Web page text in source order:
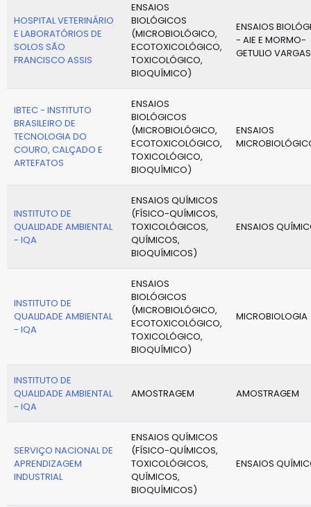
HOSPITAL VETERINÁRIO
E LABORATÓRIOS DE
SOLOS SÃO
FRANCISCO ASSIS
ENSAIOS
BIOLÓGICOS
(MICROBIOLÓGICO,
ECOTOXICOLÓGICO,
TOXICOLÓGICO,
BIOQUÍMICO)
ENSAIOS
- AIE E MORMO-
GETULIO VARGAS
IBTEC - INSTITUTO
BRASILEIRO DE
TECNOLOGIA DO
COURO, CALÇADO E
ARTEFATOS
ENSAIOS
BIOLÓGICOS
(MICROBIOLÓGICO,
ECOTOXICOLÓGICO,
TOXICOLÓGICO,
BIOQUÍMICO)
ENSAIOS
INSTITUTO DE
QUALIDADE AMBIENTAL
- IQA
ENSAIOS QUÍMICOS
(FÍSICO-QUÍMICOS,
TOXICOLÓGICOS,
QUÍMICOS,
BIOQUÍMICOS)
ENSAIOS
INSTITUTO DE
QUALIDADE AMBIENTAL
- IQA
ENSAIOS
BIOLÓGICOS
(MICROBIOLÓGICO,
ECOTOXICOLÓGICO,
TOXICOLÓGICO,
BIOQUÍMICO)
MICROBIOLOGIA
INSTITUTO DE
QUALIDADE AMBIENTAL
- IQA
AMOSTRAGEM AMOSTRAGEM
SERVIÇO NACIONAL DE
APRENDIZAGEM
INDUSTRIAL
ENSAIOS QUÍMICOS
(FÍSICO-QUÍMICOS,
TOXICOLÓGICOS,
QUÍMICOS,
BIOQUÍMICOS)
ENSAIOS